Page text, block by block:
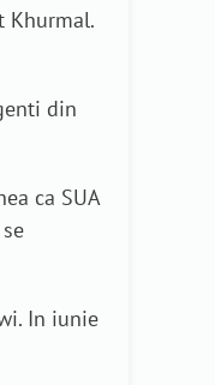
Khurmal.
din
ca SUA
In iunie